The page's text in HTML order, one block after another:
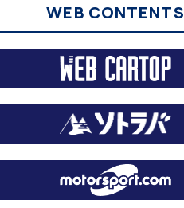
WEB CONTENTS